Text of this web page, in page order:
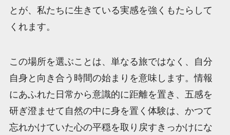
とが、私たちに生きている実感を強くもたらして
くれます。
この場所を選ぶことは、単なる旅ではなく、自分
自身と向き合う時間の始まりを意味します。情報
にあふれた日常から意識的に距離を置き、五感を
研ぎ澄ませて自然の中に身を置く体験は、かつて
忘れかけていた心の平穏を取り戻すきっかけにな